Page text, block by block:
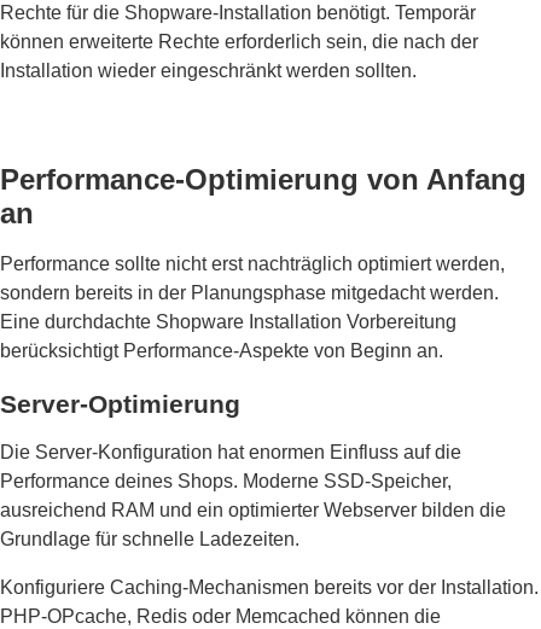
Rechte für die Shopware-Installation benötigt. Temporär
können erweiterte Rechte erforderlich sein, die nach der
Installation wieder eingeschränkt werden sollten.
Performance-Optimierung von Anfang
an
Performance sollte nicht erst nachträglich optimiert werden,
sondern bereits in der Planungsphase mitgedacht werden.
Eine durchdachte Shopware Installation Vorbereitung
berücksichtigt Performance-Aspekte von Beginn an.
Server-Optimierung
Die Server-Konfiguration hat enormen Einfluss auf die
Performance deines Shops. Moderne SSD-Speicher,
ausreichend RAM und ein optimierter Webserver bilden die
Grundlage für schnelle Ladezeiten.
Konfiguriere Caching-Mechanismen bereits vor der Installation.
PHP-OPcache, Redis oder Memcached können die